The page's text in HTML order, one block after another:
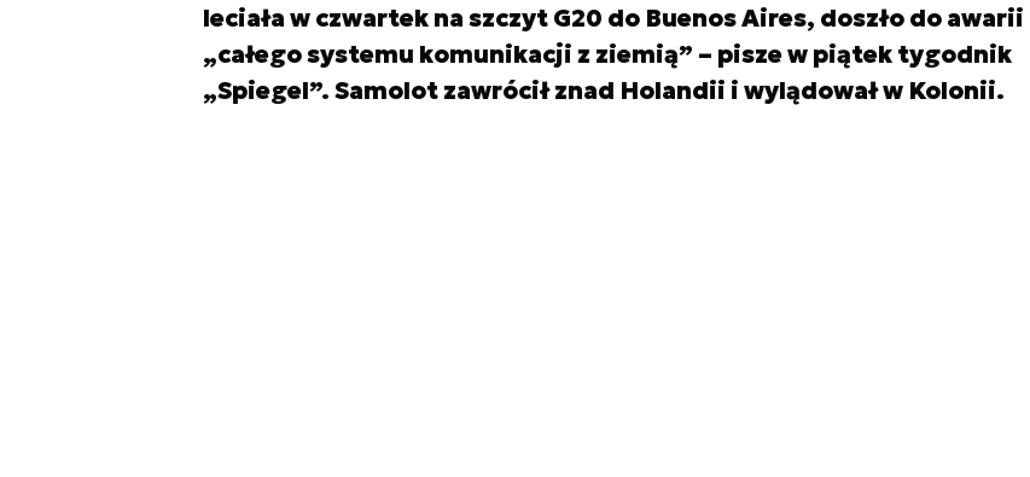
leciała w czwartek na szczyt G20 do Buenos Aires, doszło do awarii
„całego systemu komunikacji z ziemią” – pisze w piątek tygodnik
„Spiegel”. Samolot zawrócił znad Holandii i wylądował w Kolonii.